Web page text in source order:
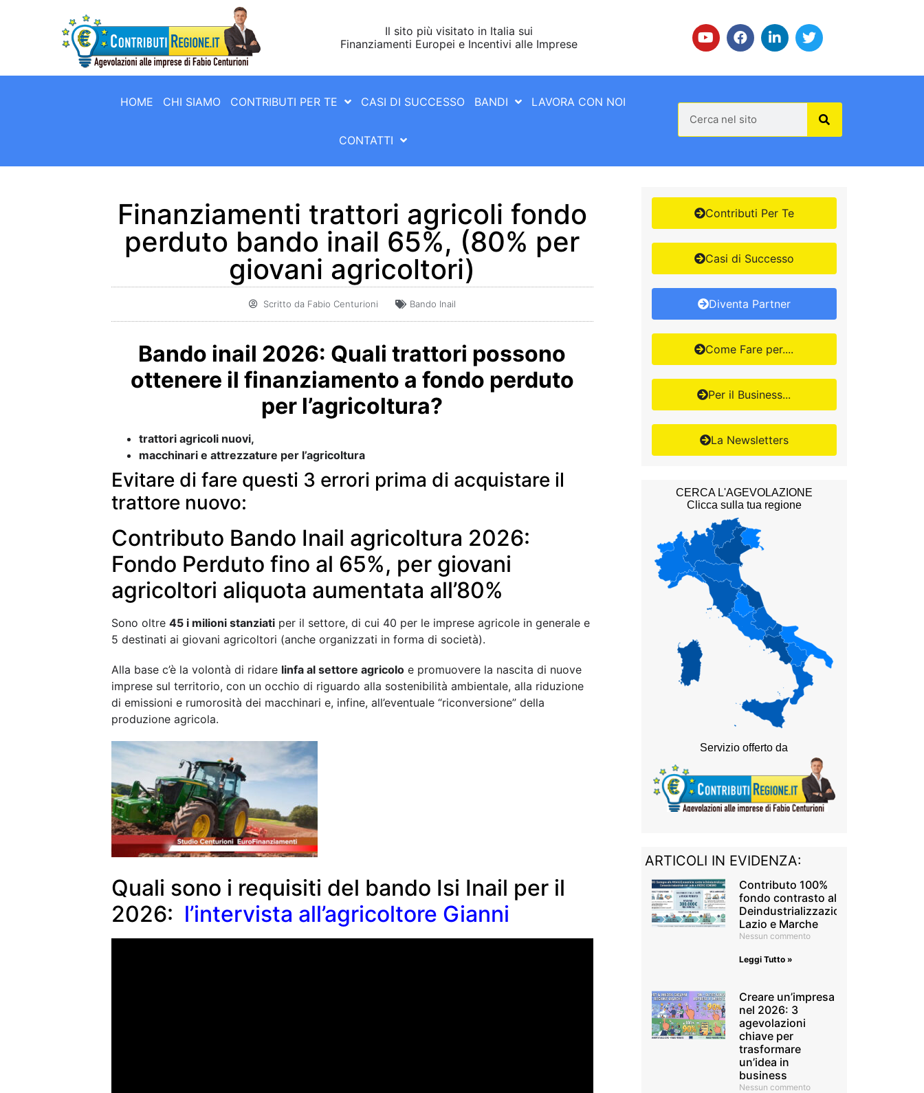
Il sito più visitato in Italia sui
Finanziamenti Europei e Incentivi alle Imprese
HOME CHI SIAMO CONTRIBUTI PER TE CASI DI SUCCESSO BANDI LAVORA CON NOI
CONTATTI
Finanziamenti trattori agricoli fondo
perduto bando inail 65%, (80% per
giovani agricoltori)
Scritto daFabio Centurioni Bando Inail
Bando inail 2026: Quali trattori possono
ottenere il finanziamento a fondo perduto
per l’agricoltura?
trattori agricoli nuovi,
macchinari e attrezzature per l’agricoltura
Evitare di fare questi 3 errori prima di acquistare il
trattore nuovo:
Contributo Bando Inail agricoltura 2026:
Fondo Perduto fino al 65%, per giovani
agricoltori aliquota aumentata all’80%
Sono oltre 45 i milioni stanziati per il settore, di cui 40 per le imprese agricole in generale e
5 destinati ai giovani agricoltori (anche organizzati in forma di società).
Alla base c’è la volontà di ridare linfa al settore agricolo e promuovere la nascita di nuove
imprese sul territorio, con un occhio di riguardo alla sostenibilità ambientale, alla riduzione
di emissioni e rumorosità dei macchinari e, infine, all’eventuale “riconversione” della
produzione agricola.
Quali sono i requisiti del bando Isi Inail per il
2026: l’intervista all’agricoltore Gianni
Contributi Per Te
Casi di Successo
Diventa Partner
Come Fare per....
Per il Business...
La Newsletters
ARTICOLI IN EVIDENZA:
Contributo 100%
fondo contrasto alla
Deindustrializzazione
Lazio e Marche
Nessun commento
Leggi Tutto »
Creare un’impresa
nel 2026: 3
agevolazioni
chiave per
trasformare
un’idea in
business
Nessun commento